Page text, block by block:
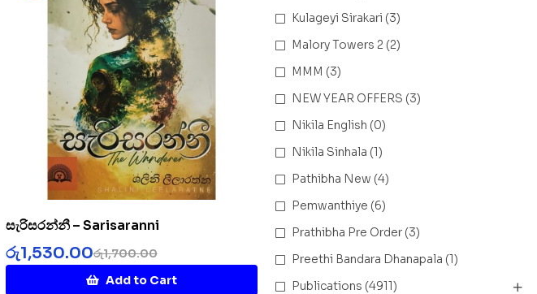
සැරිසරන්නී – Sarisaranni
රු1,700.00
රු1,530.00
Add to Cart
Kulageyi Sirakari (3)
Malory Towers 2 (2)
MMM (3)
NEW YEAR OFFERS (3)
Nikila English (0)
Nikila Sinhala (1)
Pathibha New (4)
Pemwanthiye (6)
Prathibha Pre Order (3)
Preethi Bandara Dhanapala (1)
Publications (4911)